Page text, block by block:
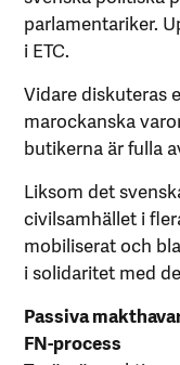
parlamentariker.
i ETC.
Vidare diskuteras
marockanska
butikerna är fulla
Liksom det
civilsamhället i
mobiliserat och
i solidaritet med
Passiva
FN-process